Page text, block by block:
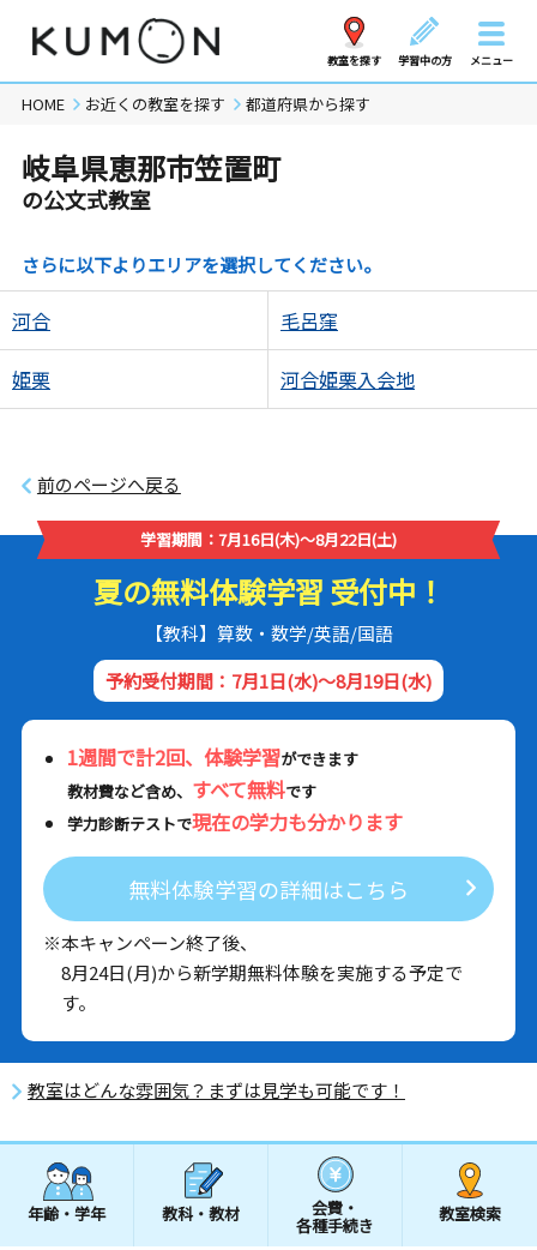
教室を探す 学習中の方 メニュー
HOME お近くの教室を探す 都道府県から探す
岐阜県恵那市笠置町
の公文式教室
さらに以下よりエリアを選択してください。
河合 毛呂窪
姫栗 河合姫栗入会地
前のページへ戻る
学習期間：7月16日(木)～8月22日(土)
夏の無料体験学習 受付中！
【教科】算数・数学/英語/国語
予約受付期間：7月1日(水)～8月19日(水)
1週間で計2回、体験学習ができます
教材費など含め、 すべて無料です
学力診断テストで現在の学力も分かります
無料体験学習の詳細はこちら
※本キャンペーン終了後、
8月24日(月)から新学期無料体験を実施する予定で
す。
教室はどんな雰囲気？まずは見学も可能です！
年齢・学年 教科・教材 会費・
各種手続き
教室検索